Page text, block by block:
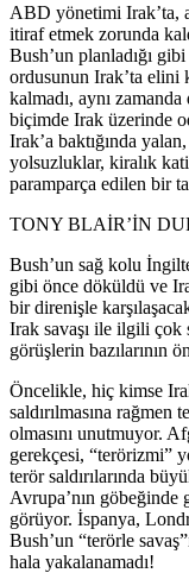
ABD yönetimi Irak’ta,
itiraf etmek zorunda
Bush’un planladığı
ordusunun Irak’ta elini
kalmadı, aynı
biçimde Irak üzerinde
Irak’a baktığında
yolsuzluklar, kiralık
paramparça edilen bir
TONY BLAİR’İN
Bush’un sağ kolu
gibi önce döküldü ve
bir direnişle
Irak savaşı ile ilgili çok
görüşlerin bazılarının
Öncelikle, hiç kimse
saldırılmasına rağmen
olmasını unutmuyor.
gerekçesi, “terörizmi”
terör saldırılarında
Avrupa’nın göbeğinde
görüyor. İspanya,
Bush’un “terörle
hala yakalanamadı!